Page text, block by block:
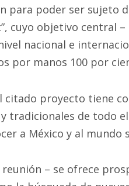
para poder ser sujeto
cuyo objetivo central
nacional e
por manos 100 por
citado proyecto tiene
tradicionales de todo
a México y al mundo
reunión – se ofrece